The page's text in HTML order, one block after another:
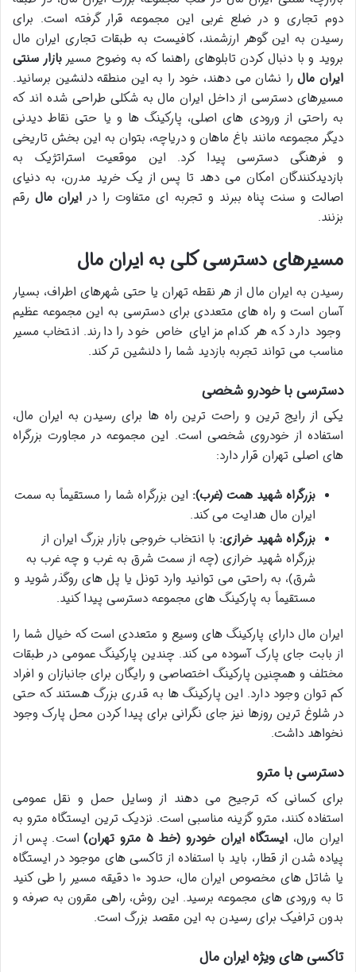
دوم تجاری و در ضلع غربی این مجموعه قرار گرفته است. برای
رسیدن به این گوهر ارزشمند، کافیست به طبقات تجاری ایران مال
بروید و با دنبال کردن تابلوهای راهنما که به وضوح مسیربازار سنتی
ایران مالرا نشان می دهند، خود را به این منطقه دلنشین برسانید.
مسیرهای دسترسی از داخل ایران مال به شکلی طراحی شده اند که
به راحتی از ورودی های اصلی، پارکینگ ها و یا حتی نقاط دیدنی
دیگر مجموعه مانند باغ ماهان و دریاچه، بتوان به این بخش تاریخی
و فرهنگی دسترسی پیدا کرد. این موقعیت استراتژیک به
بازدیدکنندگان امکان می دهد تا پس از یک خرید مدرن، به دنیای
اصالت و سنت پناه ببرند و تجربه ای متفاوت را در ایران مالرقم
بزنند.
مسیرهای دسترسی کلی به ایران مال
رسیدن به ایران مال از هر نقطه تهران یا حتی شهرهای اطراف، بسیار
آسان است و راه های متعددی برای دسترسی به این مجموعه عظیم
وجود دارد که هر کدام مزایای خاص خود را دارند. انتخاب مسیر
مناسب می تواند تجربه بازدید شما را دلنشین تر کند.
دسترسی با خودرو شخصی
یکی از رایج ترین و راحت ترین راه ها برای رسیدن به ایران مال،
استفاده از خودروی شخصی است. این مجموعه در مجاورت بزرگراه
های اصلی تهران قرار دارد:
بزرگراه شهید همت (غرب): این بزرگراه شما را مستقیماً به سمت
ایران مال هدایت می کند.
بزرگراه شهید خرازی: با انتخاب خروجی بازار بزرگ ایران از
بزرگراه شهید خرازی (چه از سمت شرق به غرب و چه غرب به
شرق)، به راحتی می توانید وارد تونل یا پل های روگذر شوید و
مستقیماً به پارکینگ های مجموعه دسترسی پیدا کنید.
ایران مال دارای پارکینگ های وسیع و متعددی است که خیال شما را
از بابت جای پارک آسوده می کند. چندین پارکینگ عمومی در طبقات
مختلف و همچنین پارکینگ اختصاصی و رایگان برای جانبازان و افراد
کم توان وجود دارد. این پارکینگ ها به قدری بزرگ هستند که حتی
در شلوغ ترین روزها نیز جای نگرانی برای پیدا کردن محل پارک وجود
نخواهد داشت.
دسترسی با مترو
برای کسانی که ترجیح می دهند از وسایل حمل و نقل عمومی
استفاده کنند، مترو گزینه مناسبی است. نزدیک ترین ایستگاه مترو به
ایران مال، ایستگاه ایران خودرو (خط ۵ مترو تهران)
است. پس از
پیاده شدن از قطار، باید با استفاده از تاکسی های موجود در ایستگاه
یا شاتل های مخصوص ایران مال، حدود ۱۰ دقیقه مسیر را طی کنید
تا به ورودی های مجموعه برسید. این روش، راهی مقرون به صرفه و
بدون ترافیک برای رسیدن به این مقصد بزرگ است.
تاکسی های ویژه ایران مال